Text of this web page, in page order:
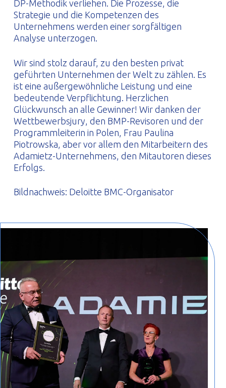
DP-Methodik verliehen. Die Prozesse, die
Strategie und die Kompetenzen des
Unternehmens werden einer sorgfältigen
Analyse unterzogen.
Wir sind stolz darauf, zu den besten privat
geführten Unternehmen der Welt zu zählen. Es
ist eine außergewöhnliche Leistung und eine
bedeutende Verpflichtung. Herzlichen
Glückwunsch an alle Gewinner! Wir danken der
Wettbewerbsjury, den BMP-Revisoren und der
Programmleiterin in Polen, Frau Paulina
Piotrowska, aber vor allem den Mitarbeitern des
Adamietz-Unternehmens, den Mitautoren dieses
Erfolgs.
Bildnachweis: Deloitte BMC-Organisator